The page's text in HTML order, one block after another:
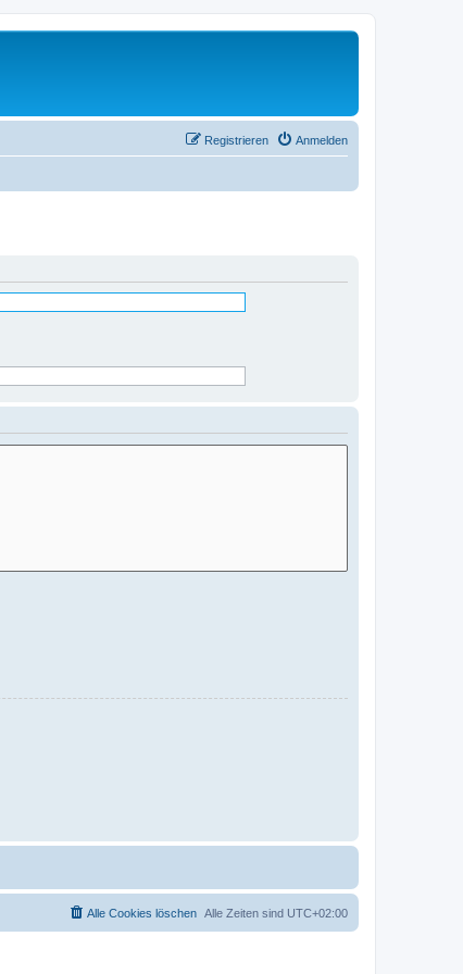
Anmelden
Registrieren
Alle Zeiten sind UTC+02:00
Alle Cookies löschen